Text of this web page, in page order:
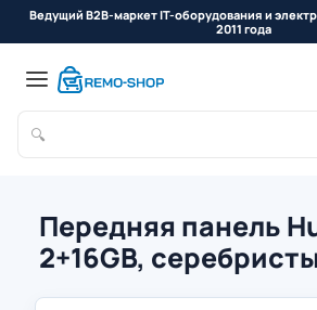
Ведущий B2B-маркет IT-оборудования и
2011 года
🔍
Передняя панель
2+16GB,